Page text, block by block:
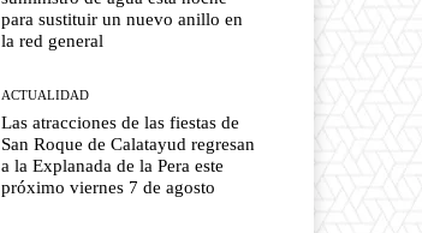
para sustituir un nuevo anillo en
la red general
ACTUALIDAD
Las atracciones de las fiestas de
San Roque de Calatayud regresan
a la Explanada de la Pera este
próximo viernes 7 de agosto